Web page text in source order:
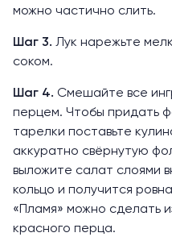
можно частично слить.
Шаг 3. Лук нарежьте
соком.
Шаг 4. Смешайте все
перцем. Чтобы придать
тарелки поставьте
аккуратно свёрнутую
выложите салат слоями
кольцо и получится
«Пламя» можно сделать
красного перца.